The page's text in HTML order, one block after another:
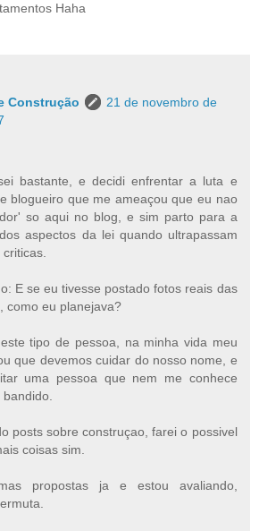
Haha
Construção
21 de novembro de
bastante, e decidi enfrentar a luta e
blogueiro que me ameaçou que eu nao
so aqui no blog, e sim parto para a
aspectos da lei quando ultrapassam
E se eu tivesse postado fotos reais das
como eu planejava?
tipo de pessoa, na minha vida meu
que devemos cuidar do nosso nome, e
uma pessoa que nem me conhece
posts sobre construçao, farei o possivel
coisas sim.
propostas ja e estou avaliando,